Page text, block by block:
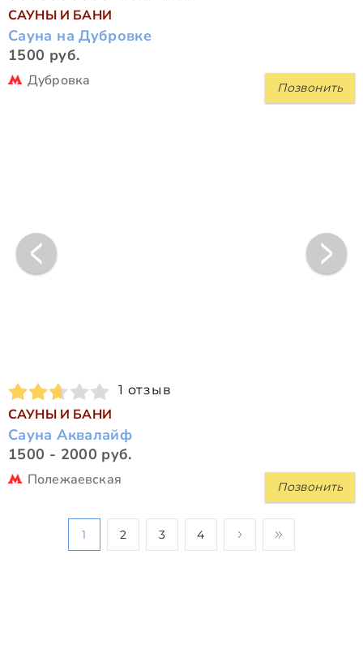
САУНЫ И БАНИ
Сауна на Дубровке
1500 руб.
Позвонить
Дубровка
1 отзыв
САУНЫ И БАНИ
Сауна Аквалайф
1500 - 2000 руб.
Позвонить
Полежаевская
1 2 3 4